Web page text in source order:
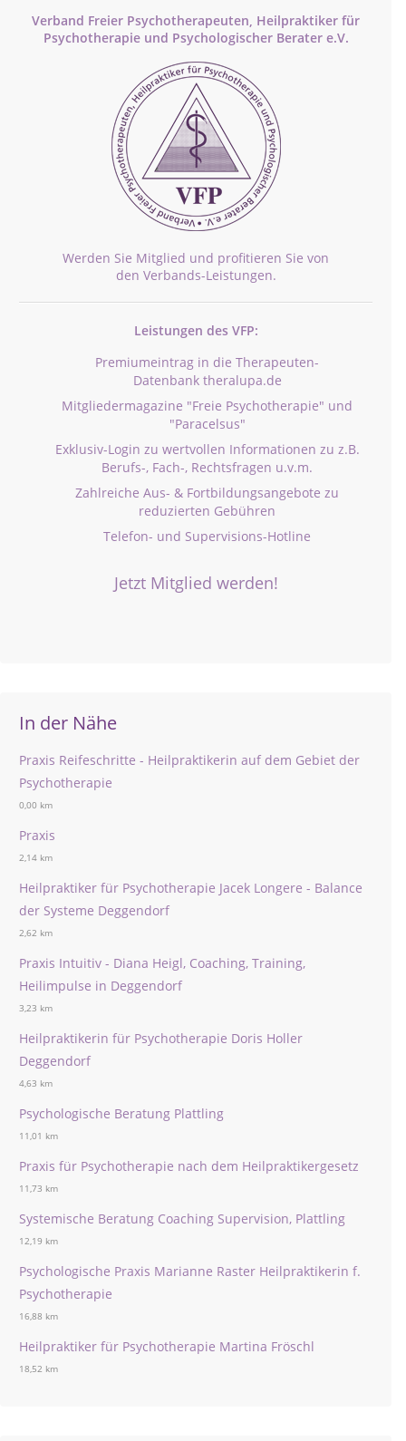
Verband Freier Psychotherapeuten, Heilpraktiker für
Psychotherapie und Psychologischer Berater e.V.
Werden Sie Mitglied und profitieren Sie von
den Verbands-Leistungen.
Leistungen des VFP:
Premiumeintrag in die Therapeuten-
Datenbank theralupa.de
Mitgliedermagazine "Freie Psychotherapie" und
"Paracelsus"
Exklusiv-Login zu wertvollen Informationen zu z.B.
Berufs-, Fach-, Rechtsfragen u.v.m.
Zahlreiche Aus- & Fortbildungsangebote zu
reduzierten Gebühren
Telefon- und Supervisions-Hotline
Jetzt Mitglied werden!
In der Nähe
Praxis Reifeschritte - Heilpraktikerin auf dem Gebiet der
Psychotherapie
0,00 km
Praxis
2,14 km
Heilpraktiker für Psychotherapie Jacek Longere - Balance
der Systeme Deggendorf
2,62 km
Praxis Intuitiv - Diana Heigl, Coaching, Training,
Heilimpulse in Deggendorf
3,23 km
Heilpraktikerin für Psychotherapie Doris Holler
Deggendorf
4,63 km
Psychologische Beratung Plattling
11,01 km
Praxis für Psychotherapie nach dem Heilpraktikergesetz
11,73 km
Systemische Beratung Coaching Supervision, Plattling
12,19 km
Psychologische Praxis Marianne Raster Heilpraktikerin f.
Psychotherapie
16,88 km
Heilpraktiker für Psychotherapie Martina Fröschl
18,52 km